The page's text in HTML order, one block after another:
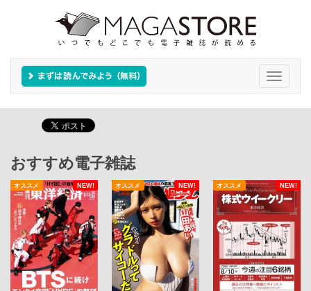
Toggle
おすすめ電子雑誌
NEW!
オススメ NEW!
オススメ NEW!
オススメ